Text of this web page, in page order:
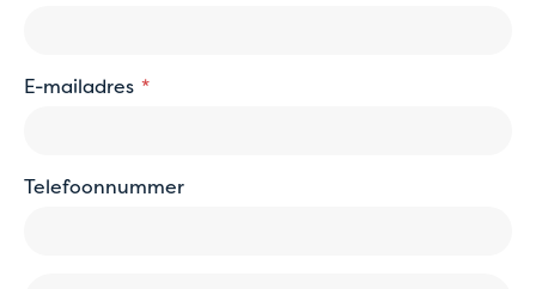
E-mailadres
Telefoonnummer